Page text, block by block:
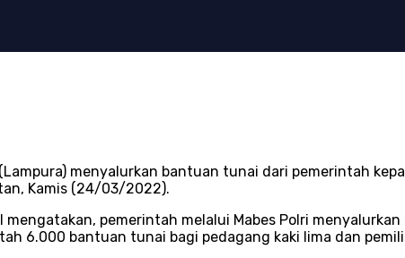
menyalurkan bantuan tunai dari pemerintah
Kamis (24/03/2022).
mengatakan, pemerintah melalui Mabes Polri
6.000 bantuan tunai bagi pedagang kaki lima dan